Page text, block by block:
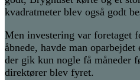
kvadratmeter blev også godt
Men investering var foretaget
åbnede, havde man
der gik kun nogle få måneder
direktører blev fyret.